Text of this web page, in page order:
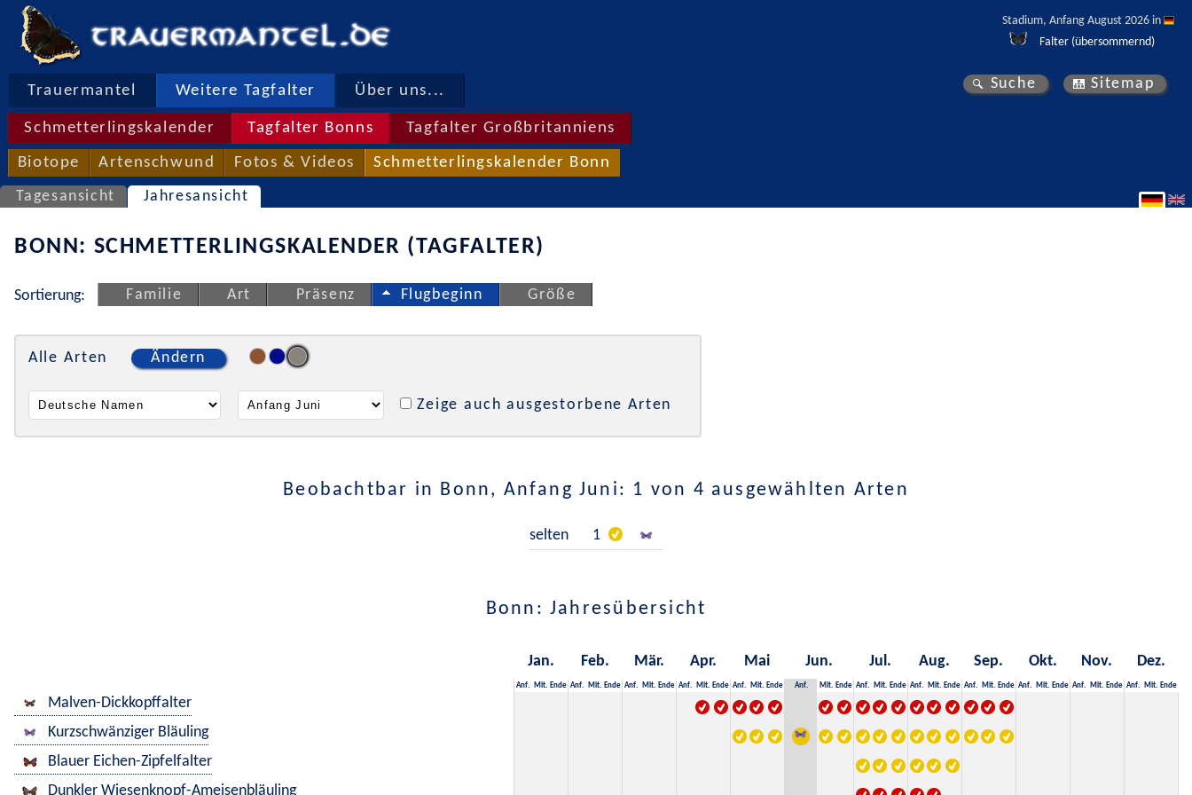
Stadium, Anfang August 2026 in
Falter (übersommernd)
Trauermantel Weitere Tagfalter Über uns...
Schmetterlingskalender Tagfalter Bonns Tagfalter Großbritanniens
Biotope Artenschwund Fotos & Videos Schmetterlingskalender Bonn
Suche Sitemap
Tagesansicht Jahresansicht
BONN: SCHMETTERLINGSKALENDER (TAGFALTER)
Sortierung: Familie Art Präsenz Flugbeginn Größe
Alle Arten Ändern
Zeige auch ausgestorbene Arten
Beobachtbar in Bonn, Anfang Juni: 1 von 4 ausgewählten Arten
selten 1
Bonn: Jahresübersicht
Jan. Feb. Mär. Apr. Mai Jun. Jul. Aug. Sep. Okt. Nov. Dez.
Anf. Mit. Ende Anf. Mit. Ende Anf. Mit. Ende Anf. Mit. Ende Anf. Mit. Ende Anf. Mit. Ende Anf. Mit. Ende Anf. Mit. Ende Anf. Mit. Ende Anf. Mit. Ende Anf. Mit. Ende Anf. Mit. Ende
Malven-Dickkopffalter
Kurzschwänziger Bläuling
Blauer Eichen-Zipfelfalter
Dunkler Wiesenknopf-Ameisenbläuling